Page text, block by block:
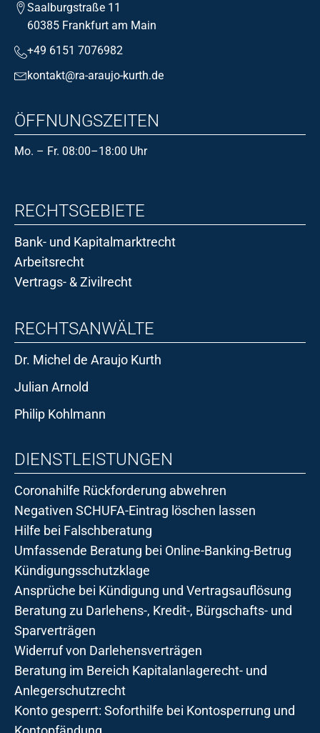
Saalburgstraße 11
60385 Frankfurt am Main
+49 6151 7076982
kontakt@ra-araujo-kurth.de
ÖFFNUNGSZEITEN
Mo. – Fr. 08:00–18:00 Uhr
RECHTSGEBIETE
Bank- und Kapitalmarktrecht
Arbeitsrecht
Vertrags- & Zivilrecht
RECHTSANWÄLTE
Dr. Michel de Araujo Kurth
Julian Arnold
Philip Kohlmann
DIENSTLEISTUNGEN
Coronahilfe Rückforderung abwehren
Negativen SCHUFA-Eintrag löschen lassen
Hilfe bei Falschberatung
Umfassende Beratung bei Online-Banking-Betrug
Kündigungsschutzklage
Ansprüche bei Kündigung und Vertragsauflösung
Beratung zu Darlehens-, Kredit-, Bürgschafts- und
Sparverträgen
Widerruf von Darlehensverträgen
Beratung im Bereich Kapitalanlagerecht- und
Anlegerschutzrecht
Konto gesperrt: Soforthilfe bei Kontosperrung und